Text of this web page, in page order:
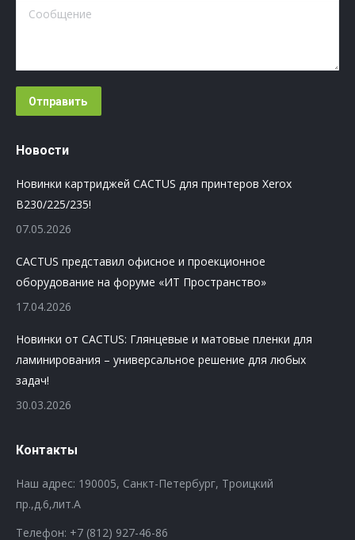
Сообщение
Отправить
Новости
Новинки картриджей CACTUS для принтеров Xerox
B230/225/235!
07.05.2026
CACTUS представил офисное и проекционное
оборудование на форуме «ИТ Пространство»
17.04.2026
Новинки от CACTUS: Глянцевые и матовые пленки для
ламинирования – универсальное решение для любых
задач!
30.03.2026
Контакты
Наш адрес: 190005, Санкт-Петербург, Троицкий
пр.,д.6,лит.А
Телефон: +7 (812) 927-46-86